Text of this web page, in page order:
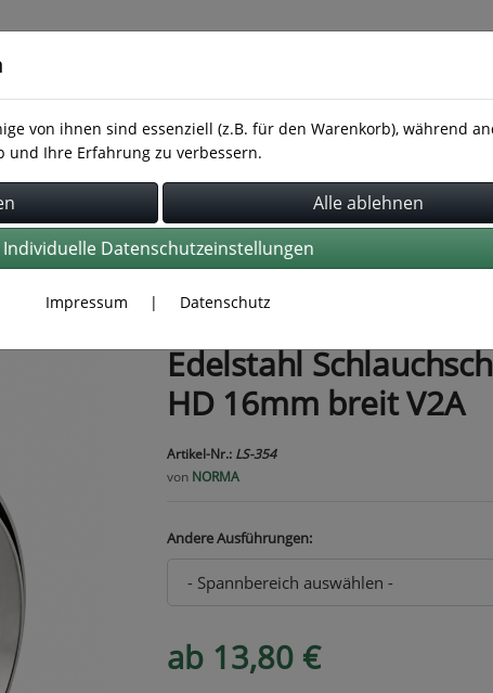
Rohrverbindung Schläuche
Edelstahl
HD 16mm breit V2A
Artikel-Nr.: LS-354
von NORMA
Andere Ausführungen:
ab 13,80 €
von ihnen sind essenziell (z.B. für den Warenkorb), während
und Ihre Erfahrung zu verbessern.
Individuelle Datenschutzeinstellungen
Impressum | Datenschutz